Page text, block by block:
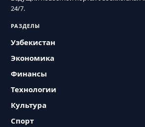
24/7.
РАЗДЕЛЫ
Узбекистан
Экономика
Финансы
Технологии
Культура
Спорт